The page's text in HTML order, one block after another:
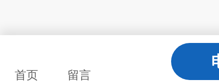
首页 留言